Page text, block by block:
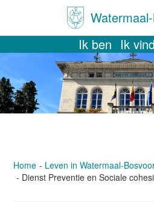
Ik ben Ik vind
Home Leven in Watermaal-
Dienst Preventie en Sociale